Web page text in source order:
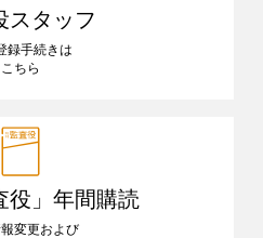
スタッフ
録手続きは
こちら
役」 年間購読
変更および